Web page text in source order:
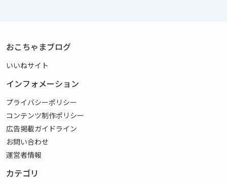
おこちゃまブログ
いいねサイト
インフォメーション
プライバシーポリシー
コンテンツ制作ポリシー
広告掲載ガイドライン
お問い合わせ
運営者情報
カテゴリ